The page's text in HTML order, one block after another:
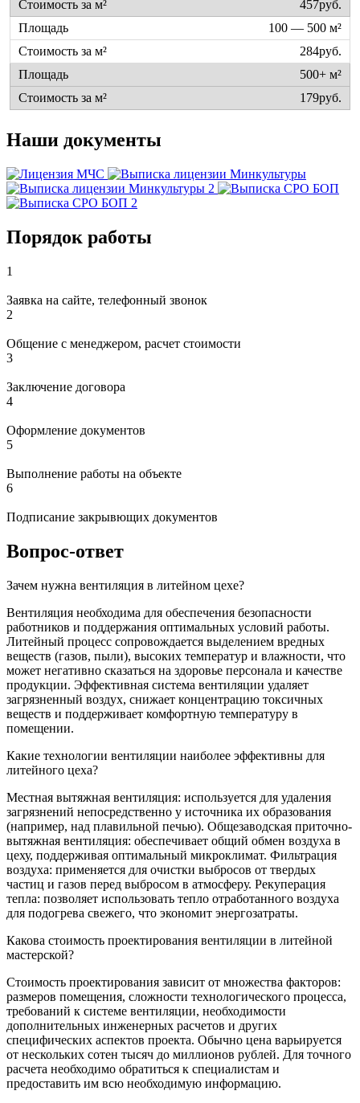
457руб.
100 — 500 м²
284руб.
500+ м²
179руб.
Наши документы
Порядок работы
1
Заявка на сайте, телефонный звонок
2
Общение с менеджером, расчет стоимости
3
Заключение договора
4
Оформление документов
5
Выполнение работы на объекте
6
Подписание закрывющих документов
Вопрос-ответ
Зачем нужна вентиляция в литейном цехе?
Вентиляция необходима для обеспечения безопасности
работников и поддержания оптимальных условий работы.
Литейный процесс сопровождается выделением вредных
веществ (газов, пыли), высоких температур и влажности, что
может негативно сказаться на здоровье персонала и качестве
продукции. Эффективная система вентиляции удаляет
загрязненный воздух, снижает концентрацию токсичных
веществ и поддерживает комфортную температуру в
помещении.
Какие технологии вентиляции наиболее эффективны для
литейного цеха?
Местная вытяжная вентиляция: используется для удаления
загрязнений непосредственно у источника их образования
(например, над плавильной печью). Общезаводская приточно-
вытяжная вентиляция: обеспечивает общий обмен воздуха в
цеху, поддерживая оптимальный микроклимат. Фильтрация
воздуха: применяется для очистки выбросов от твердых
частиц и газов перед выбросом в атмосферу. Рекуперация
тепла: позволяет использовать тепло отработанного воздуха
для подогрева свежего, что экономит энергозатраты.
Какова стоимость проектирования вентиляции в литейной
мастерской?
Стоимость проектирования зависит от множества факторов:
размеров помещения, сложности технологического процесса,
требований к системе вентиляции, необходимости
дополнительных инженерных расчетов и других
специфических аспектов проекта. Обычно цена варьируется
от нескольких сотен тысяч до миллионов рублей. Для точного
расчета необходимо обратиться к специалистам и
предоставить им всю необходимую информацию.